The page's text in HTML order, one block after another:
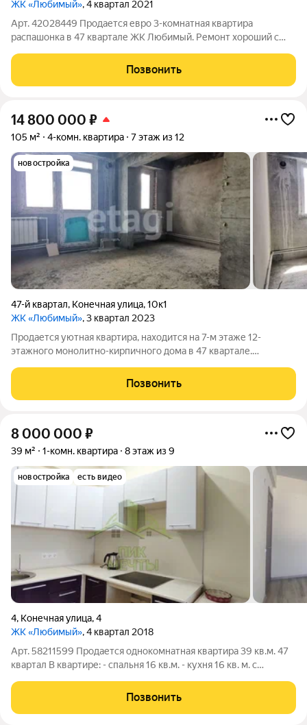
ЖК «Любимый», 4 квартал 2021
Арт. 42028449 Продается евро 3-комнатная квартира
распашонка в 47 квартале ЖК Любимый. Ремонт хороший с
так, как делали все под себя. Кухня сделана на заказ и
оборудована встроенной техникой:
Позвонить
14 800 000 ₽
105 м² 4-комн. квартира 7 этаж из 12
новостройка
47-й квартал, Конечная улица,10к1
ЖК «Любимый», 3 квартал 2023
Продается уютная квартира, находится на 7-м этаже 12-
этажного монолитно-кирпичного дома в 47 квартале.
балкона. Хорошая планировка, все комнаты изолированы,2
санузла, большая кухня. Вся
Позвонить
8 000 000 ₽
39 м² 1-комн. квартира 8 этаж из 9
новостройка есть видео
4, Конечная улица,4
ЖК «Любимый», 4 квартал 2018
Арт. 58211599 Пpoдается однокомнатная квартирa 39 кв.м. 47
квартал В квapтире: - спальня 16 кв.м. - кухня 16 кв. м. с
интернет и интерактивное ТВ от Ростелекома; - домофон.
Преимущества квартиры:
Позвонить